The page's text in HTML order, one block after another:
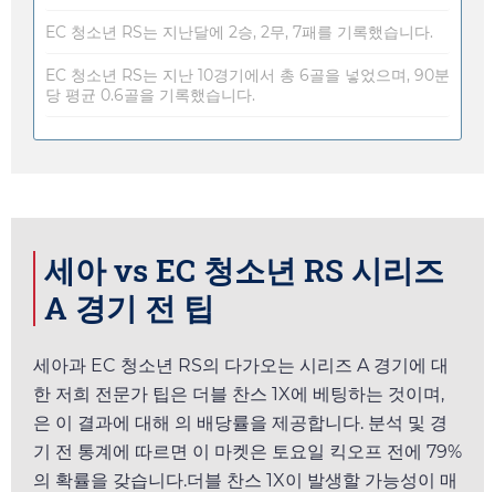
EC 청소년 RS는 지난달에 2승, 2무, 7패를 기록했습니다.
EC 청소년 RS는 지난 10경기에서 총 6골을 넣었으며, 90분
당 평균 0.6골을 기록했습니다.
세아 vs EC 청소년 RS 시리즈
A 경기 전 팁
세아과 EC 청소년 RS의 다가오는 시리즈 A 경기에 대
한 저희 전문가 팁은 더블 찬스 1X에 베팅하는 것이며,
은 이 결과에 대해 의 배당률을 제공합니다. 분석 및 경
기 전 통계에 따르면 이 마켓은 토요일 킥오프 전에 79%
의 확률을 갖습니다.더블 찬스 1X이 발생할 가능성이 매